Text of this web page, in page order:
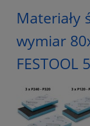
Materiały
wymiar
FESTOOL